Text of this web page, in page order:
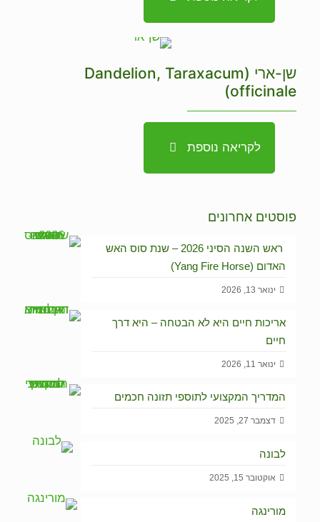
שן-ארי (Dandelion, Taraxacum
officinale)
לקריאה נוספת
פוסטים אחרונים
ראש השנה הסיני 2026 – שנת סוס האש
האדום (Yang Fire Horse)
ינואר 13, 2026
אריכות חיים היא לא הבטחה – היא דרך
חיים
ינואר 11, 2026
המדריך המקצועי לתוספי תזונה חכמים
דצמבר 27, 2025
לבונה
אוקטובר 15, 2025
מורינגה